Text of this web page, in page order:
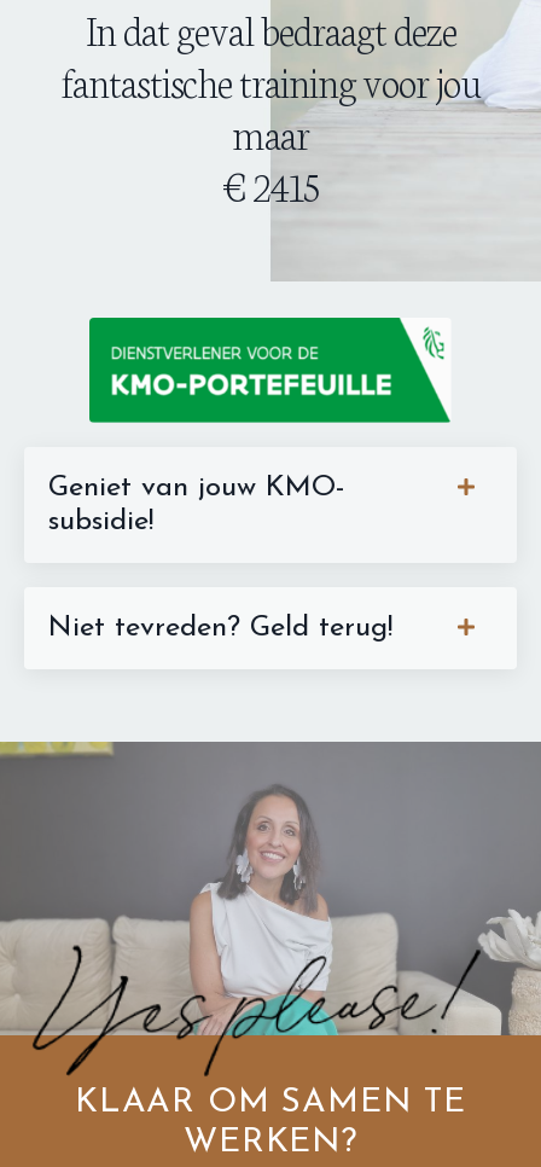
In dat geval bedraagt deze
fantastische training voor jou
maar
€ 2415
Geniet van jouw KMO-
subsidie!
Niet tevreden? Geld terug!
KLAAR OM SAMEN TE
WERKEN?